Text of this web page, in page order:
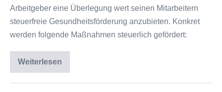
Arbeitgeber eine Überlegung wert seinen Mitarbeitern
steuerfreie Gesundheitsförderung anzubieten. Konkret
werden folgende Maßnahmen steuerlich gefördert:
Weiterlesen
Steuerfreie
Gesundheitsförderung